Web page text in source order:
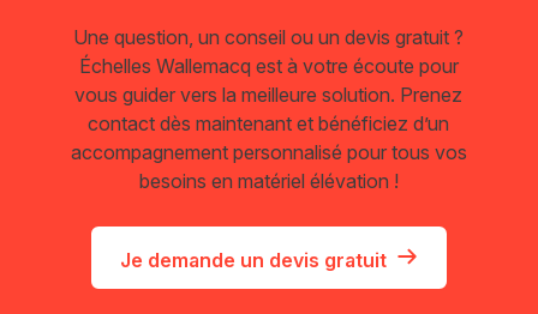
Une question, un conseil ou un devis gratuit ?
Échelles Wallemacq est à votre écoute pour
vous guider vers la meilleure solution. Prenez
contact dès maintenant et bénéficiez d’un
accompagnement personnalisé pour tous vos
besoins en matériel élévation !
Je demande un devis gratuit